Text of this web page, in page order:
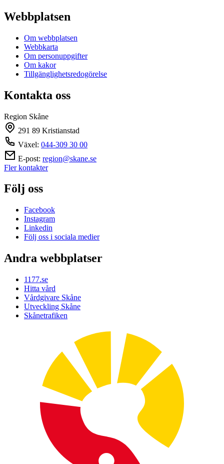
Webbplatsen
Om webbplatsen
Webbkarta
Om personuppgifter
Om kakor
Tillgänglighetsredogörelse
Kontakta oss
Region Skåne
291 89 Kristianstad
Växel: 044-309 30 00
E-post: region@skane.se
Fler kontakter
Följ oss
Facebook
Instagram
Linkedin
Följ oss i sociala medier
Andra webbplatser
1177.se
Hitta vård
Vårdgivare Skåne
Utveckling Skåne
Skånetrafiken